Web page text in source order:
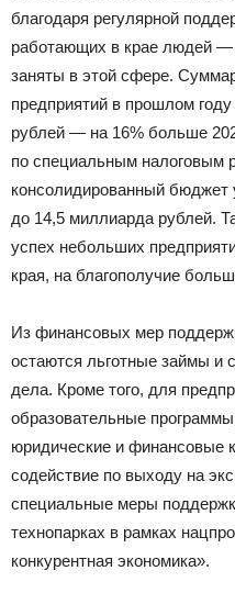
благодаря регулярной
работающих в крае людей
заняты в этой сфере.
предприятий в прошлом
рублей — на 16% больше
по специальным налоговым
консолидированный
до 14,5 миллиарда рублей.
успех небольших
края, на благополучие
Из финансовых мер
остаются льготные займы и
дела. Кроме того, для
образовательные
юридические и финансовые
содействие по выходу на
специальные меры
технопарках в рамках
конкурентная экономика».